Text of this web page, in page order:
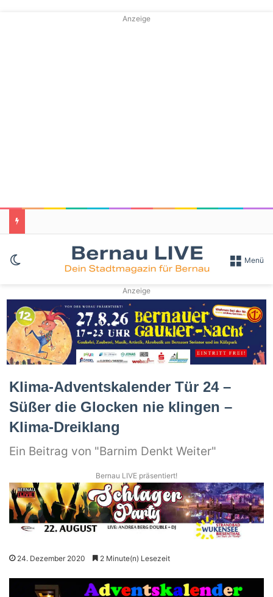
Anzeige
Skin umschalten Menü
Anzeige
Klima-Adventskalender Tür 24 –
Süßer die Glocken nie klingen –
Klima-Dreiklang
Ein Beitrag von "Barnim Denkt Weiter"
Bernau LIVE präsentiert!
24. Dezember 2020 2 Minute(n) Lesezeit